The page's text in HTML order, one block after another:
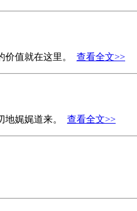
价值就在这里。 查看全文>>
地娓娓道来。 查看全文>>